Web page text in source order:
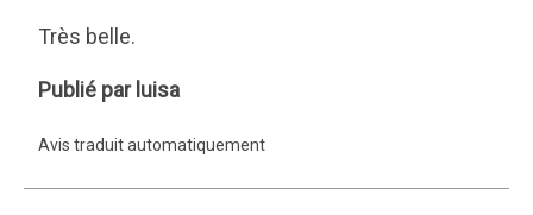
Très belle.
luisa
Publié par luisa
Avis traduit automatiquement